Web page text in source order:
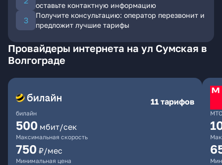
оставьте контактную информацию
Получите консультацию: оператор перезвонит и
предложит лучшие тарифы
Провайдеры интернета на ул Сумская в
Волгограде
билайн
11 тарифов
500 мбит/сек
Максимальная скорость
750 ₽/мес
Минимальная цена
МТС